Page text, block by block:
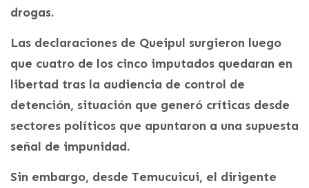
drogas.
Las declaraciones de Queipul surgieron luego
que cuatro de los cinco imputados quedaran en
libertad tras la audiencia de control de
detención, situación que generó críticas desde
sectores políticos que apuntaron a una supuesta
señal de impunidad.
Sin embargo, desde Temucuicui, el dirigente